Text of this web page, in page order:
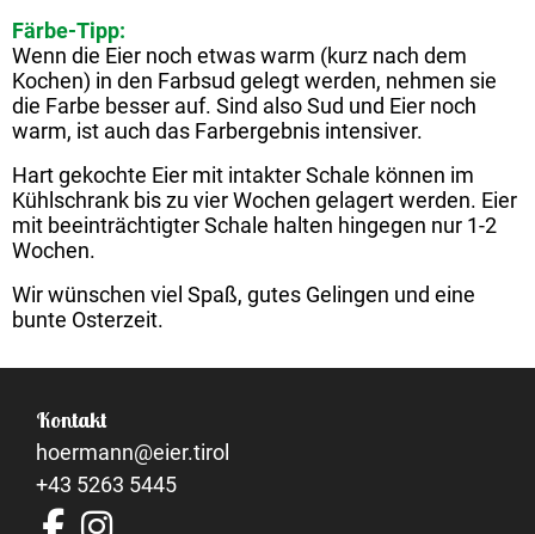
Färbe-Tipp:
Wenn die Eier noch etwas warm (kurz nach dem
Kochen) in den Farbsud gelegt werden, nehmen sie
die Farbe besser auf. Sind also Sud und Eier noch
warm, ist auch das Farbergebnis intensiver.
Hart gekochte Eier mit intakter Schale können im
Kühlschrank bis zu vier Wochen gelagert werden. Eier
mit beeinträchtigter Schale halten hingegen nur 1-2
Wochen.
Wir wünschen viel Spaß, gutes Gelingen und eine
bunte Osterzeit.
Kontakt
hoermann@eier.tirol
+43 5263 5445